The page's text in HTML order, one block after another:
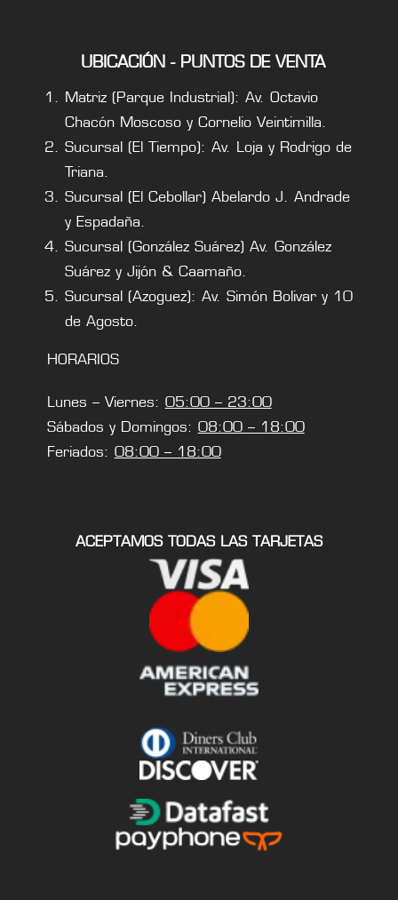
UBICACIÓN - PUNTOS DE VENTA
Matriz (Parque Industrial): Av. Octavio
Chacón Moscoso y Cornelio Veintimilla.
Sucursal (El Tiempo): Av. Loja y Rodrigo de
Triana.
Sucursal (El Cebollar) Abelardo J. Andrade
y Espadaña.
Sucursal (González Suárez) Av. González
Suárez y Jijón & Caamaño.
Sucursal (Azoguez): Av. Simón Bolivar y 10
de Agosto.
HORARIOS
Lunes – Viernes: 05:00 – 23:00
Sábados y Domingos: 08:00 – 18:00
Feriados: 08:00 – 18:00
ACEPTAMOS TODAS LAS TARJETAS